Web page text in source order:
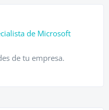
de Microsoft
de tu empresa.